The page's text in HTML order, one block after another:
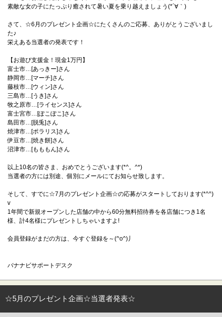
素敵な女の子にたっぷり癒されて暑い夏を乗り越えましょう(*´∀｀)
さて、☆6月のプレゼント企画☆にたくさんのご応募、ありがとうございまし
た♪
栄えある当選者の発表です！
【お遊び支援金！現金1万円】
富士市…[あっきー]さん
静岡市…[マーチ]さん
藤枝市…[ウィン]さん
三島市…[うき]さん
牧之原市…[ライセンス]さん
富士宮市…[ぽこぽこ]さん
島田市…[脱兎]さん
焼津市…[ポラリス]さん
伊豆市…[焼き餅]さん
沼津市…[もももん]さん
以上10名の皆さま、おめでとうございます(*^。^*)
当選者の方には別途、個別にメールにてお知らせ致します。
そして、すでに☆7月のプレゼント企画☆の応募がスタートしております(*^^)
v
1年間で新規オープンした店舗の中から60分無料招待券を各店舗につき1名
様、計4名様にプレゼントしちゃいますよ!
会員登録がまだの方は、今すぐ登録を～(^o^)丿
バナナビサポートデスク
☆5月のプレゼント企画☆当選者発表☆